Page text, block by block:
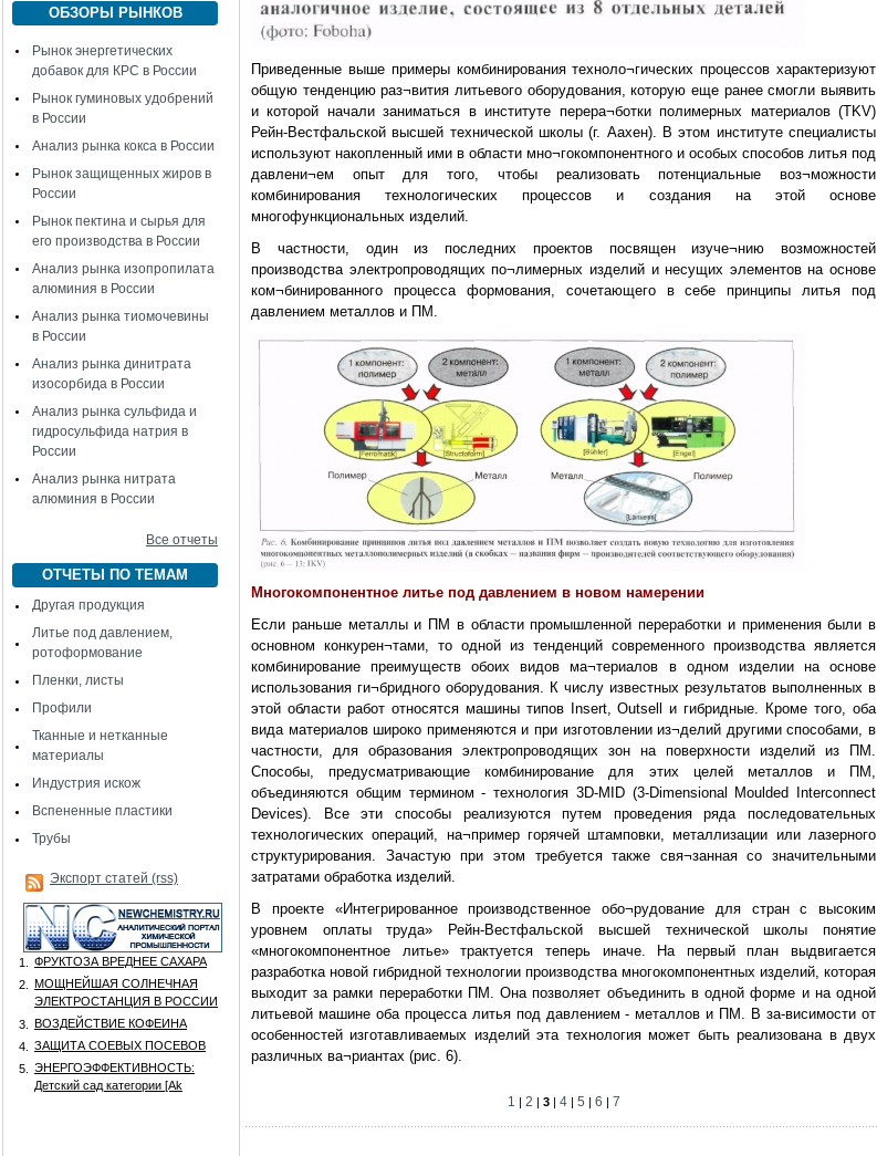
ОБЗОРЫ РЫНКОВ
Рынок энергетических
добавок для КРС в России
Рынок гуминовых удобрений
в России
Анализ рынка кокса в России
Рынок защищенных жиров в
России
Рынок пектина и сырья для
его производства в России
Анализ рынка изопропилата
алюминия в России
Анализ рынка тиомочевины
в России
Анализ рынка динитрата
изосорбида в России
Анализ рынка сульфида и
гидросульфида натрия в
России
Анализ рынка нитрата
алюминия в России
Все отчеты
ОТЧЕТЫ ПО ТЕМАМ
Другая продукция
Литье под давлением,
ротоформование
Пленки, листы
Профили
Тканные и нетканные
материалы
Индустрия искож
Вспененные пластики
Трубы
Экспорт статей (rss)
1.
ФРУКТОЗА ВРЕДНЕЕ САХАРА
2.
МОЩНЕЙШАЯ СОЛНЕЧНАЯ
ЭЛЕКТРОСТАНЦИЯ В РОССИИ
3.
ВОЗДЕЙСТВИЕ КОФЕИНА
4.
ЗАЩИТА СОЕВЫХ ПОСЕВОВ
5.
ЭНЕРГОЭФФЕКТИВНОСТЬ:
Детский сад категории [Аk
Приведенные выше примеры комбинирования техноло¬гических процессов характеризуют
общую тенденцию раз¬вития литьевого оборудования, которую еще ранее смогли выявить
и которой начали заниматься в институте перера¬ботки полимерных материалов (TKV)
Рейн-Вестфальской высшей технической школы (г. Аахен). В этом институте специалисты
используют накопленный ими в области мно¬гокомпонентного и особых способов литья под
давлени¬ем опыт для того, чтобы реализовать потенциальные воз¬можности
комбинирования технологических процессов и создания на этой основе
многофункциональных изделий.
В частности, один из последних проектов посвящен изуче¬нию возможностей
производства электропроводящих по¬лимерных изделий и несущих элементов на основе
ком¬бинированного процесса формования, сочетающего в себе принципы литья под
давлением металлов и ПМ.
Многокомпонентное литье под давлением в новом намерении
Если раньше металлы и ПМ в области промышленной переработки и применения были в
основном конкурен¬тами, то одной из тенденций современного производства является
комбинирование преимуществ обоих видов ма¬териалов в одном изделии на основе
использования ги¬бридного оборудования. К числу известных результатов выполненных в
этой области работ относятся машины типов Insert, Outsell и гибридные. Кроме того, оба
вида материалов широко применяются и при изготовлении из¬делий другими способами, в
частности, для образования электропроводящих зон на поверхности изделий из ПМ.
Способы, предусматривающие комбинирование для этих целей металлов и ПМ,
объединяются общим термином - технология 3D-MID (3-Dimensional Moulded Interconnect
Devices). Все эти способы реализуются путем проведения ряда последовательных
технологических операций, на¬пример горячей штамповки, металлизации или лазерного
структурирования. Зачастую при этом требуется также свя¬занная со значительными
затратами обработка изделий.
В проекте «Интегрированное производственное обо¬рудование для стран с высоким
уровнем оплаты труда» Рейн-Вестфальской высшей технической школы понятие
«многокомпонентное литье» трактуется теперь иначе. На первый план выдвигается
разработка новой гибридной технологии производства многокомпонентных изделий, которая
выходит за рамки переработки ПМ. Она позволяет объединить в одной форме и на одной
литьевой машине оба процесса литья под давлением - металлов и ПМ. В за-висимости от
особенностей изготавливаемых изделий эта технология может быть реализована в двух
различных ва¬риантах (рис. 6).
1 | 2 | 3| 4| 5 | 6 | 7